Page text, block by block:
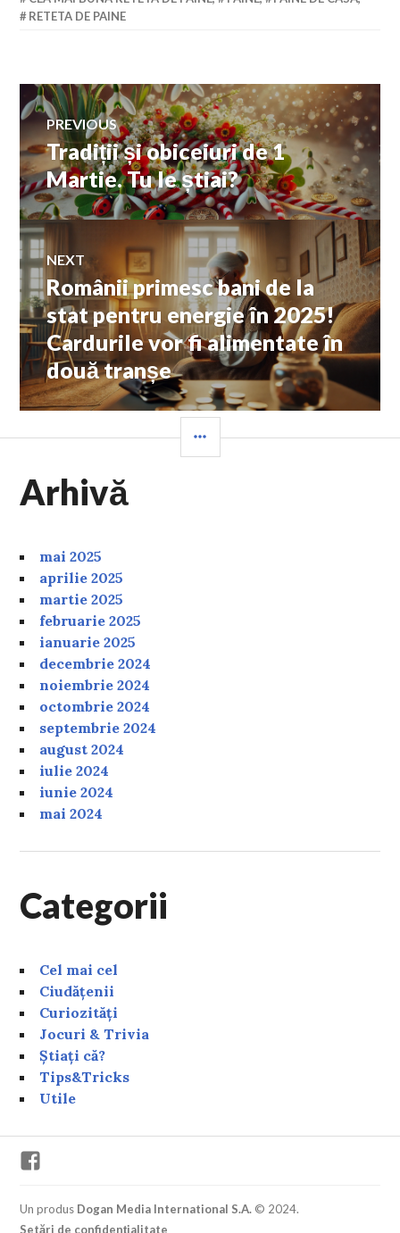
RETETA DE PAINE
Navigare
în
articole
PREVIOUS
Previous
post:
Tradiții și obiceiuri de 1
Martie. Tu le știai?
NEXT
Next
post:
Românii primesc bani de la
stat pentru energie în 2025!
Cardurile vor fi alimentate în
două tranșe
Arhivă
mai 2025
aprilie 2025
martie 2025
februarie 2025
ianuarie 2025
decembrie 2024
noiembrie 2024
octombrie 2024
septembrie 2024
august 2024
iulie 2024
iunie 2024
mai 2024
Categorii
Cel mai cel
Ciudățenii
Curiozități
Jocuri & Trivia
Știați că?
Tips&Tricks
Utile
Un produs Dogan Media International S.A. © 2024.
Setări de confidențialitate